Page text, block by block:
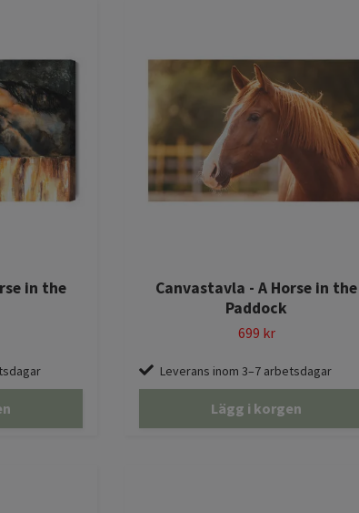
in the
Canvastavla - A Horse in the
Paddock
699 kr
Leverans inom 3–7 arbetsdagar
Lägg i korgen